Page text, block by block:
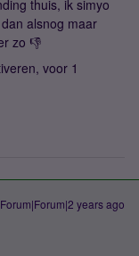
thuis, ik simyo
alsnog maar
zo 👎
voor 1
Forum|Forum|2 years ago